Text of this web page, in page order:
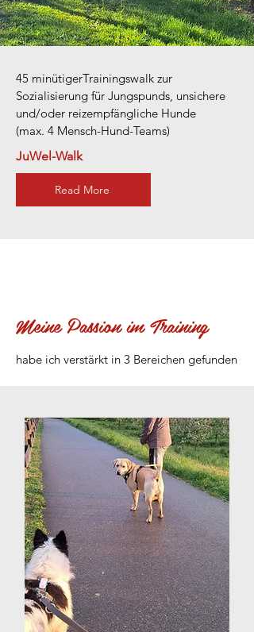
45 minütigerTrainingswalk zur
Sozialisierung für Jungspunds, unsichere
und/oder reizempfängliche Hunde
(max. 4 Mensch-Hund-Teams)
JuWel-Walk
Read More
Meine Passion im Training
habe ich verstärkt in 3 Bereichen gefunden